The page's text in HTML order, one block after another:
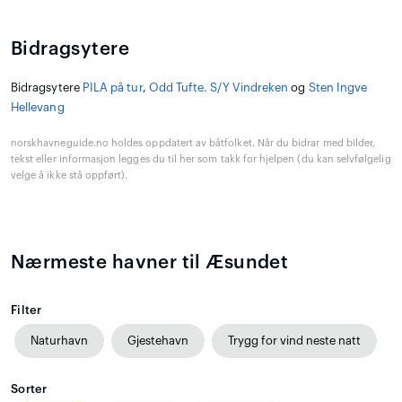
Bidragsytere
Bidragsytere PILA på tur, Odd Tufte. S/Y Vindreken og Sten Ingve
Hellevang
norskhavneguide.no holdes oppdatert av båtfolket. Når du bidrar med bilder,
tekst eller informasjon legges du til her som takk for hjelpen (du kan selvfølgelig
velge å ikke stå oppført).
Nærmeste havner til Æsundet
Filter
Naturhavn Gjestehavn Trygg for vind neste natt
Sorter